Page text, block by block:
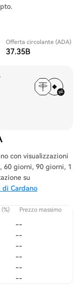
Offerta circolante (ADA)
37.35B
con visualizzazioni
60 giorni, 90 giorni, 1
su
Cardano
Prezzo massimo
--
--
--
--
--
--